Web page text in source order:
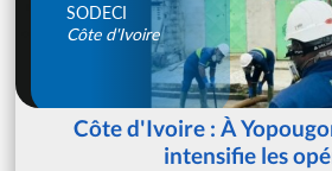
SODECI
Côte d'Ivoire
Côte d'Ivoire : À
intensifie les